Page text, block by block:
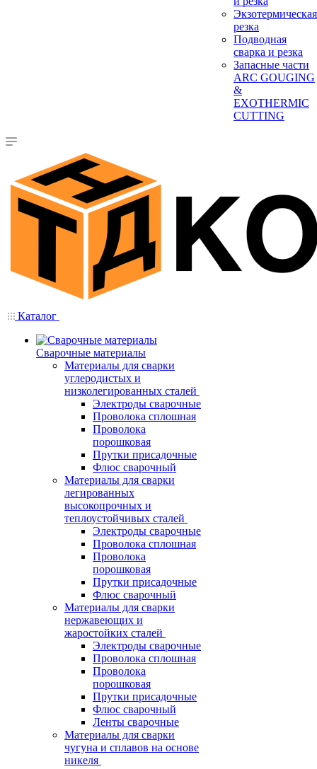
Экзотермическая
резка
Подводная
сварка и резка
Запасные части
ARC GOUGING
&
EXOTHERMIC
CUTTING
Каталог
Сварочные материалы
Материалы для сварки
углеродистых и
низколегированных сталей
Электроды сварочные
Проволока сплошная
Проволока
порошковая
Прутки присадочные
Флюс сварочный
Материалы для сварки
легированных
высокопрочных и
теплоустойчивых сталей
Электроды сварочные
Проволока сплошная
Проволока
порошковая
Прутки присадочные
Флюс сварочный
Материалы для сварки
нержавеющих и
жаростойких сталей
Электроды сварочные
Проволока сплошная
Проволока
порошковая
Прутки присадочные
Флюс сварочный
Ленты сварочные
Материалы для сварки
чугуна и сплавов на основе
никеля